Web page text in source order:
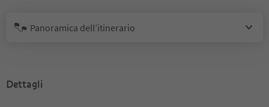
Panoramica dell’itinerario
Dettagli